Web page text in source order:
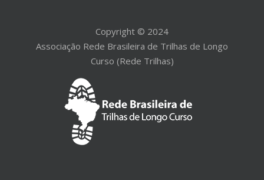
Copyright © 2024
Associação Rede Brasileira de Trilhas de Longo
Curso (Rede Trilhas)